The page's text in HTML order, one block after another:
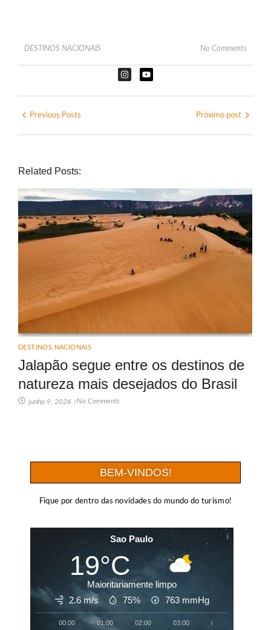
DESTINOS NACIONAIS No Comments
Previous Posts Próximo post
Related Posts:
DESTINOS NACIONAIS
Jalapão segue entre os destinos de
natureza mais desejados do Brasil
junho 9, 2026 /No Comments
BEM-VINDOS!
Fique por dentro das novidades do mundo do turismo!
Sao Paulo
19°C
Maioritariamente limpo
2.6 m/s
75% 763 mmHg
00:00 01:00 02:00 03:00 04:00